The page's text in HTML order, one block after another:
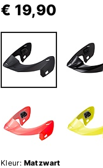
€ 19,90
Kleur: Matzwart